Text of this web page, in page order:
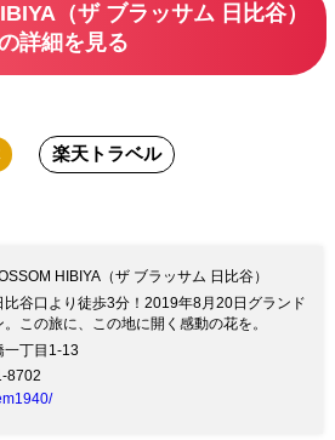
（ザ ブラッサム 日比谷）
詳細を見る
楽天トラベル
HIBIYA（ザ ブラッサム 日比谷）
比谷口より徒歩3分！2019年8月20日グランド
。この旅に、この地に開く感動の花を。
一丁目1-13
8702